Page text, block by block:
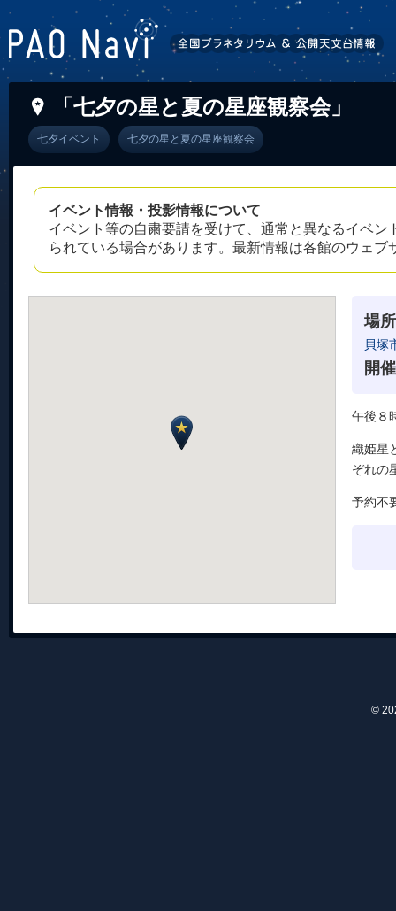
「七夕の星と夏の星座観察会」
七夕イベント 七夕の星と夏の星座観察会
イベント情報・投影情報について
イベント等の自粛要請を受けて、通常と異なるイベ
られている場合があります。最新情報は各館のウェ
場所
貝塚
開
午後８
織姫星
ぞれの
予約不
©